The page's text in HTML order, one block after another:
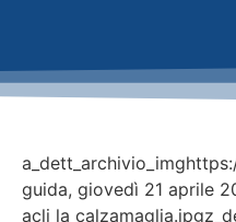
guida, giovedì 21 aprile
acli la